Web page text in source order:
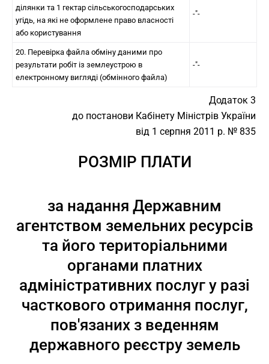
ділянки та 1 гектар сільськогосподарських
угідь, на які не оформлене право власності
або користування
-"-
20. Перевірка файла обміну даними про
результати робіт із землеустрою в
електронному вигляді (обмінного файла)
-"-
Додаток 3
до постанови Кабінету Міністрів України
від 1 серпня 2011 р. № 835
РОЗМІР ПЛАТИ
за надання Державним
агентством земельних ресурсів
та його територіальними
органами платних
адміністративних послуг у разі
часткового отримання послуг,
пов'язаних з веденням
державного реєстру земель